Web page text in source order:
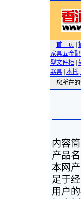
首 页
家具五金
型文件柜
器具 木托
您所在的
内容简
产品
本网
足于
用户